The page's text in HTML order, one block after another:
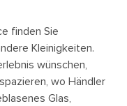
finden Sie
Kleinigkeiten.
wünschen,
wo Händler
Glas,